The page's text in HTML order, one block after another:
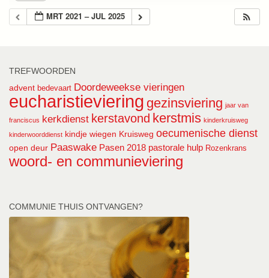
MRT 2021 – JUL 2025
TREFWOORDEN
advent bedevaart Doordeweekse vieringen
eucharistieviering gezinsviering jaar van
franciscus kerkdienst kerstavond kerstmis kinderkruisweg
kinderwoorddienst kindje wiegen Kruisweg oecumenische dienst
open deur Paaswake Pasen 2018 pastorale hulp Rozenkrans
woord- en communieviering
COMMUNIE THUIS ONTVANGEN?